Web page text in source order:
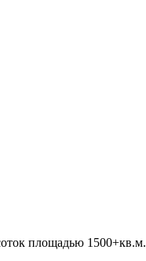
площадью 1500+кв.м.